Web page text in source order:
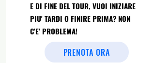
E DI FINE DEL TOUR, VUOI INIZIARE
PIU' TARDI O FINIRE PRIMA? NON
C'E' PROBLEMA!
PRENOTA ORA